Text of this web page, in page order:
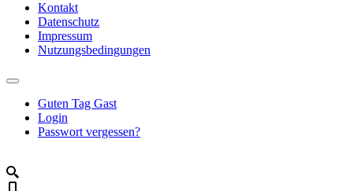
Kontakt
Datenschutz
Impressum
Nutzungsbedingungen
Guten Tag Gast
Login
Passwort vergessen?